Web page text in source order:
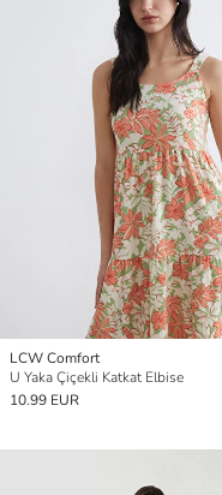
LCW Comfort
U Yaka Çiçekli Katkat Elbise
10.99 EUR